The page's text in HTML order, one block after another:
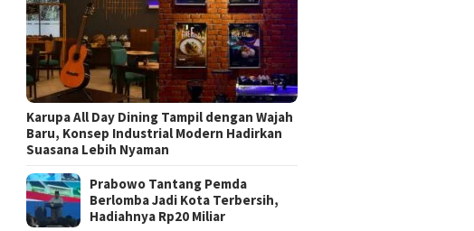
Karupa All Day Dining Tampil dengan Wajah
Baru, Konsep Industrial Modern Hadirkan
Suasana Lebih Nyaman
Prabowo Tantang Pemda
Berlomba Jadi Kota Terbersih,
Hadiahnya Rp20 Miliar